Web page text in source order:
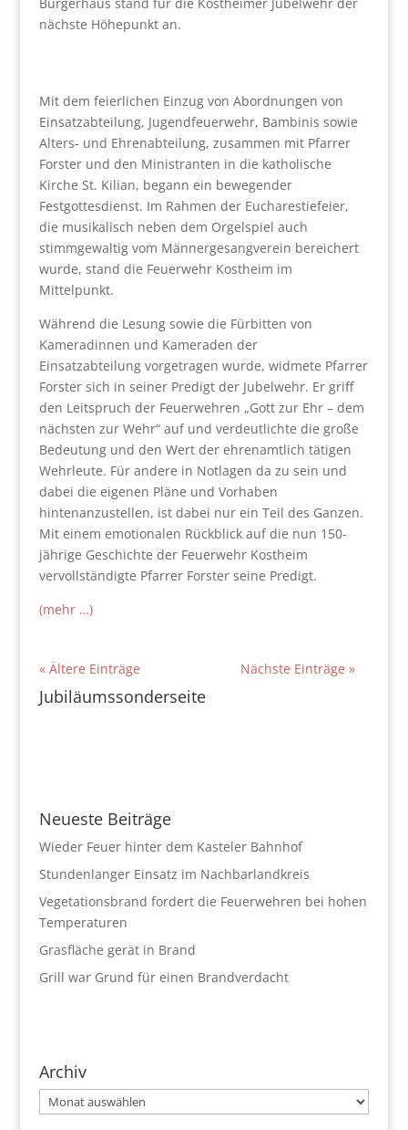
nächste Höhepunkt an.
Mit dem feierlichen Einzug von Abordnungen von
Einsatzabteilung, Jugendfeuerwehr, Bambinis sowie
Alters- und Ehrenabteilung, zusammen mit Pfarrer
Forster und den Ministranten in die katholische
Kirche St. Kilian, begann ein bewegender
Festgottesdienst. Im Rahmen der Eucharestiefeier,
die musikalisch neben dem Orgelspiel auch
stimmgewaltig vom Männergesangverein bereichert
wurde, stand die Feuerwehr Kostheim im
Mittelpunkt.
Während die Lesung sowie die Fürbitten von
Kameradinnen und Kameraden der
Einsatzabteilung vorgetragen wurde, widmete Pfarrer
Forster sich in seiner Predigt der Jubelwehr. Er griff
den Leitspruch der Feuerwehren „Gott zur Ehr – dem
nächsten zur Wehr“ auf und verdeutlichte die große
Bedeutung und den Wert der ehrenamtlich tätigen
Wehrleute. Für andere in Notlagen da zu sein und
dabei die eigenen Pläne und Vorhaben
hintenanzustellen, ist dabei nur ein Teil des Ganzen.
Mit einem emotionalen Rückblick auf die nun 150-
jährige Geschichte der Feuerwehr Kostheim
vervollständigte Pfarrer Forster seine Predigt.
(mehr …)
« Ältere Einträge Nächste Einträge »
Jubiläumssonderseite
Neueste Beiträge
Wieder Feuer hinter dem Kasteler Bahnhof
Stundenlanger Einsatz im Nachbarlandkreis
Vegetationsbrand fordert die Feuerwehren bei hohen
Temperaturen
Grasfläche gerät in Brand
Grill war Grund für einen Brandverdacht
Archiv
Archiv